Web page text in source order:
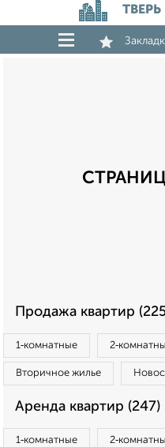
Продажа квартир
1‑комнатные
Вторичное жилье
Аренда квартир (247)
1‑комнатные